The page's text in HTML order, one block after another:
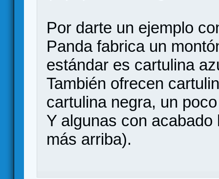
Por darte un ejemplo
Panda fabrica un
estándar es cartulina
También ofrecen
cartulina negra, un
Y algunas con
más arriba).